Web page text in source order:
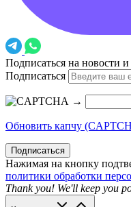
Подписаться на новости
Подписаться
→
Обновить капчу
Подписаться
Нажимая на кнопку
политики обработки
Thank you! We'll keep you